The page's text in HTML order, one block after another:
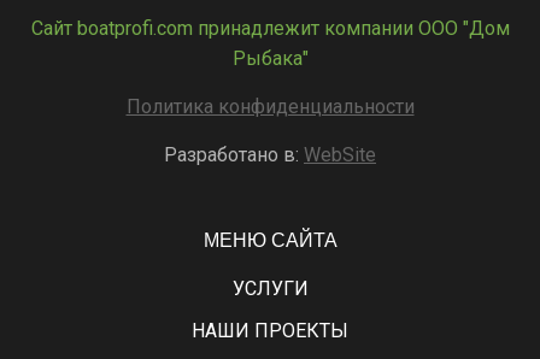
Сайт boatprofi.com принадлежит компании ООО "Дом
Рыбака"
Политика конфиденциальности
Разработано в: WebSite
МЕНЮ САЙТА
УСЛУГИ
НАШИ ПРОЕКТЫ